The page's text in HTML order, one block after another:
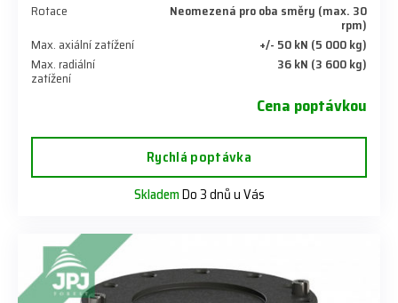
Rotace Neomezená pro oba směry (max. 30
rpm)
Max. axiální zatížení
+/- 50 kN (5 000 kg)
Max. radiální
zatížení
36 kN (3 600 kg)
Cena poptávkou
Rychlá poptávka
SklademDo 3 dnů u Vás